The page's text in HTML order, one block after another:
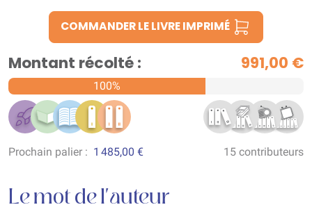
COMMANDER LE LIVRE IMPRIMÉ
Montant récolté : 991,00 €
100%
Prochain palier : 1 485,00 € 15 contributeurs
Le mot de l'auteur